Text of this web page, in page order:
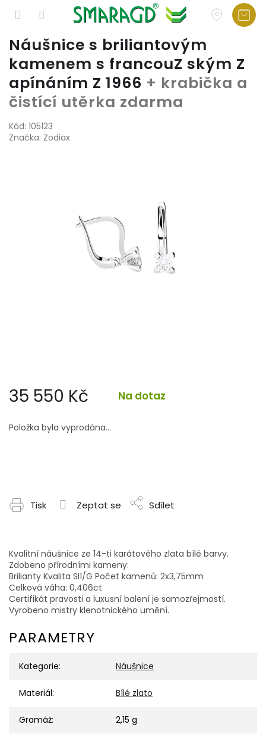
Přejít
obsah
Náušnice s briliantovým
kamenem s francouZ ským Z
apínáním Z 1966 + krabička a
čistící utěrka zdarma
Kód: 105123
Značka: Zodiax
35 550 Kč Na dotaz
cena:
Položka byla vyprodána…
Tisk Zeptat se Sdílet
Kvalitní náušnice ze 14-ti karátového zlata bílé barvy.
Zdobeno přírodními kameny:
Brilianty Kvalita SI1/G Počet kamenů: 2x3,75mm
Celková váha: 0,406ct
Certifikát pravosti a luxusní balení je samozřejmostí.
Vyrobeno mistry klenotnického umění.
PARAMETRY
Kategorie: Náušnice
Materiál: Bílé zlato
Gramáž: 2,15 g